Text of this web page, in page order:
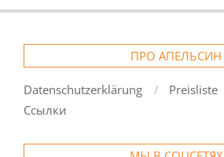
ПРО АПЕЛЬСИН
Datenschutzerklärung Preisliste
Ссылки